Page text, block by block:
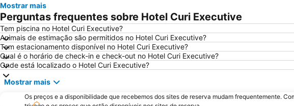
Mostrar mais
Perguntas frequentes sobre Hotel Curi Executive
Tem piscina no Hotel Curi Executive?
Animais de estimação são permitidos no Hotel Curi Executive?
Tem estacionamento disponível no Hotel Curi Executive?
Qual é o horário de check-in e check-out no Hotel Curi Executive?
Onde está localizado o Hotel Curi Executive?
Mostrar mais
Os preços e a disponibilidade que recebemos dos sites de reserva mudam frequentemente.